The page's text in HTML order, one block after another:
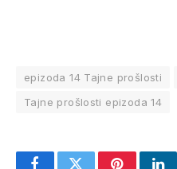
epizoda 14 Tajne prošlosti
Tajne prošlosti epizoda 14